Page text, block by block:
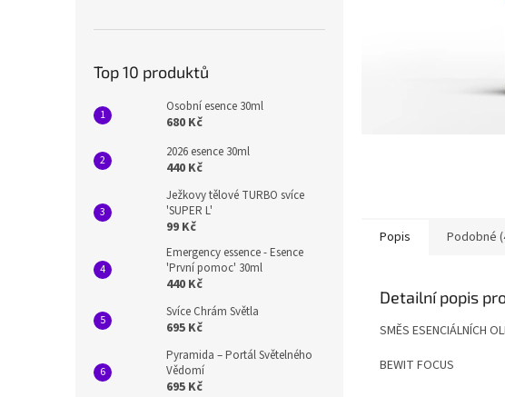
Top 10 produktů
Osobní esence 30ml
680 Kč
2026 esence 30ml
440 Kč
Ježkovy tělové TURBO svíce
'SUPER L'
99 Kč
Emergency essence - Esence
'První pomoc' 30ml
440 Kč
Svíce Chrám Světla
695 Kč
Pyramida – Portál Světelného
Vědomí
695 Kč
Popis Podobné
Detailní popis
SMĚS ESENCIÁLNÍCH
BEWIT FOCUS